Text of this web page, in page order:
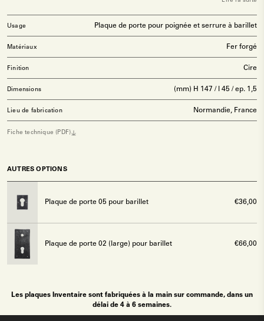
Usage Plaque de porte pour poignée et serrure à barillet
Matériaux Fer forgé
Finition Cire
Dimensions (mm) H 147 / l 45 / ep. 1,5
Lieu de fabrication Normandie, France
Fiche technique (PDF)
AUTRES OPTIONS
Plaque de porte 05 pour barillet €36,00
Plaque de porte 02 (large) pour barillet €66,00
Les plaques Inventaire sont fabriquées à la main sur commande, dans un
délai de 4 à 6 semaines.